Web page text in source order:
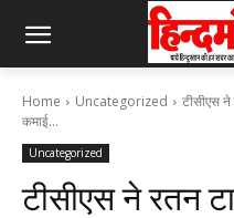
Home Uncategorized
टीसीएस ने
कमाई...
Uncategorized
टीसीएस ने रतन